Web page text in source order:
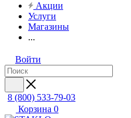
Акции
Услуги
Магазины
...
Войти
8 (800) 533-79-03
Корзина 0